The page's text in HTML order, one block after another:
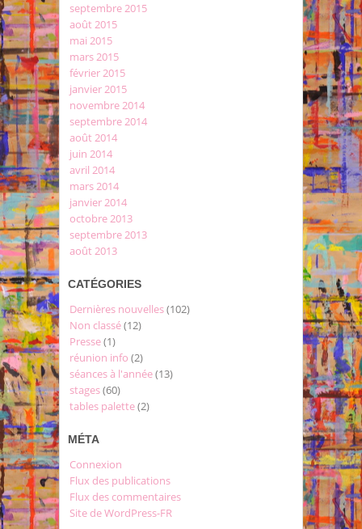
septembre 2015
août 2015
mai 2015
mars 2015
février 2015
janvier 2015
novembre 2014
septembre 2014
août 2014
juin 2014
avril 2014
mars 2014
janvier 2014
octobre 2013
septembre 2013
août 2013
CATÉGORIES
Dernières nouvelles(102)
Non classé(12)
Presse(1)
réunion info (2)
séances à l'année(13)
stages(60)
tables palette(2)
MÉTA
Connexion
Flux des publications
Flux des commentaires
Site de WordPress-FR